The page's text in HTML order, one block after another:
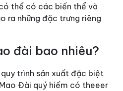
thể có các biến thể và
ra những đặc trưng riêng
đài bao nhiêu?
trình sản xuất đặc biệt
Đài quý hiếm có theeer